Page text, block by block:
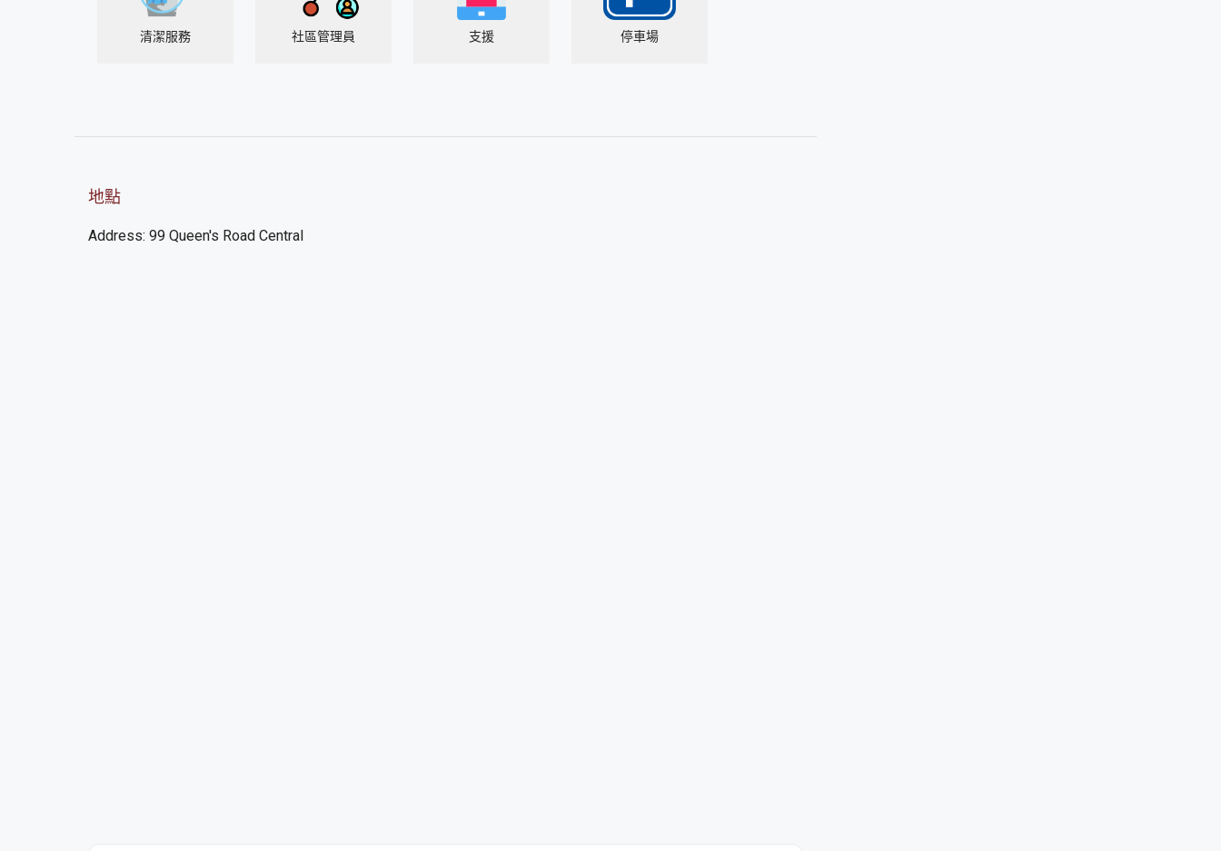
清潔服務 社區管理員 支援 停車場
地點
Address: 99 Queen's Road Central